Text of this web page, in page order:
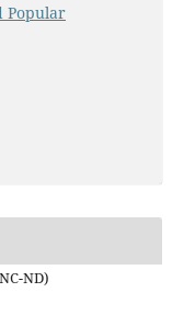
Popular
ND)